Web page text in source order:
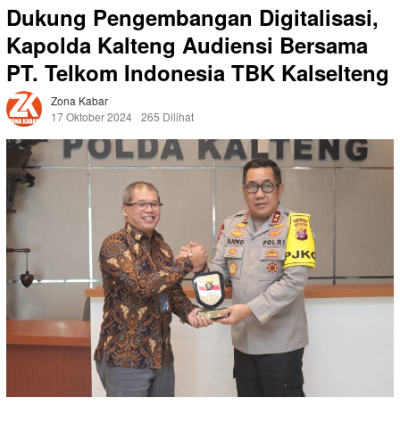
Dukung Pengembangan Digitalisasi,
Kapolda Kalteng Audiensi Bersama
PT. Telkom Indonesia TBK Kalselteng
Zona Kabar
17 Oktober 2024 265 Dilihat